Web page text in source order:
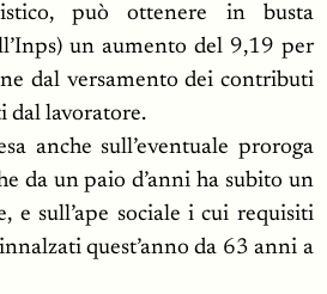
può ottenere in busta
un aumento del 9,19 per
dal versamento dei contributi
dal lavoratore.
anche sull’eventuale proroga
da un paio d’anni ha subito un
e sull’ape sociale i cui requisiti
quest’anno da 63 anni a